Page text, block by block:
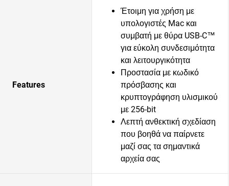
Features
Έτοιμη για χρήση με
υπολογιστές Mac και
συμβατή με θύρα USB-C™
για εύκολη συνδεσιμότητα
και λειτουργικότητα
Προστασία με κωδικό
πρόσβασης και
κρυπτογράφηση υλισμικού
με 256-bit
Λεπτή ανθεκτική σχεδίαση
που βοηθά να παίρνετε
μαζί σας τα σημαντικά
αρχεία σας